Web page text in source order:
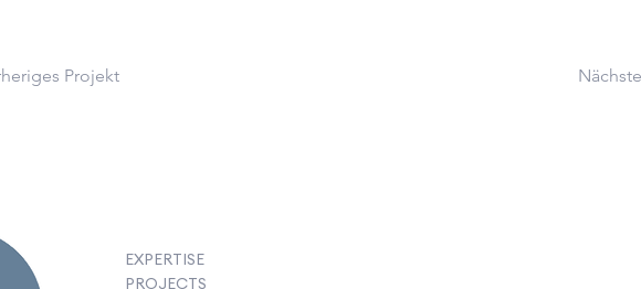
Projekt
EXPERTISE
PROJECTS